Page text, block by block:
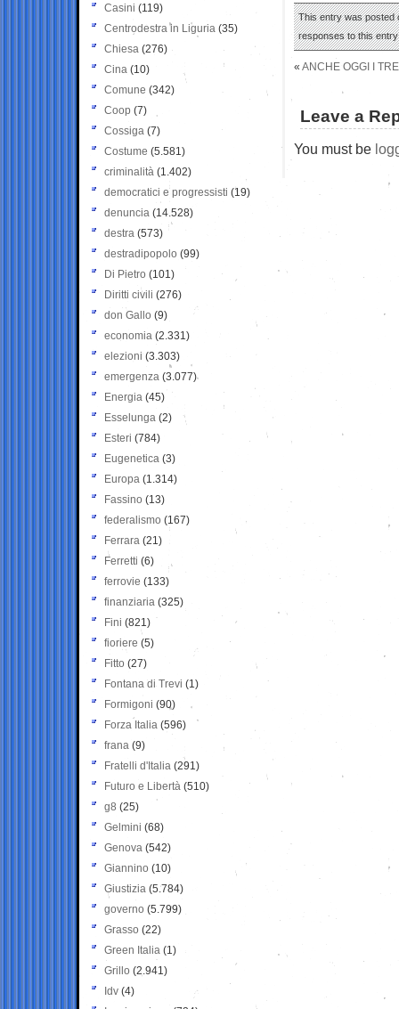
This entry was posted
responses to this
« ANCHE OGGI I
Leave a
You must be
Casini (119)
Centrodestra in Liguria (35)
Chiesa (276)
Cina (10)
Comune (342)
Coop (7)
Cossiga (7)
Costume (5.581)
criminalità (1.402)
democratici e progressisti (19)
denuncia (14.528)
destra (573)
destradipopolo (99)
Di Pietro (101)
Diritti civili (276)
don Gallo (9)
economia (2.331)
elezioni (3.303)
emergenza (3.077)
Energia (45)
Esselunga (2)
Esteri (784)
Eugenetica (3)
Europa (1.314)
Fassino (13)
federalismo (167)
Ferrara (21)
Ferretti (6)
ferrovie (133)
finanziaria (325)
Fini (821)
fioriere (5)
Fitto (27)
Fontana di Trevi (1)
Formigoni (90)
Forza Italia (596)
frana (9)
Fratelli d'Italia (291)
Futuro e Libertà (510)
g8 (25)
Gelmini (68)
Genova (542)
Giannino (10)
Giustizia (5.784)
governo (5.799)
Grasso (22)
Green Italia (1)
Grillo (2.941)
Idv (4)